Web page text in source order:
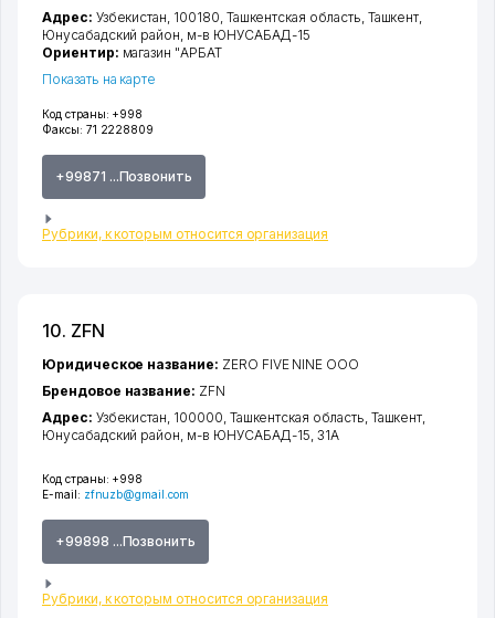
Код страны: +998
Факсы: 71 2228809
+99871 ...Позвонить
Рубрики, к которым относится организация
Адрес: Узбекистан, 100180, Ташкентская область Ташкент
Юнусабадский район м-в ЮНУСАБАД-15
Ориентир: магазин "АРБАТ
Показать на карте
10. ZFN
Код страны: +998
E-mail: zfnuzb@gmail.com
+99898 ...Позвонить
Рубрики, к которым относится организация
Юридическое название: ZERO FIVE NINE ООО
Брендовое название: ZFN
Адрес: Узбекистан, 100000, Ташкентская область Ташкент
Юнусабадский район м-в ЮНУСАБАД-15 , 31А